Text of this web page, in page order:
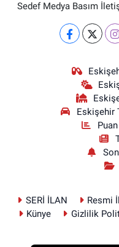
Sedef Medya Basım
Eskişehir
SERİ İLAN Resmi
Künye
Gizlilik